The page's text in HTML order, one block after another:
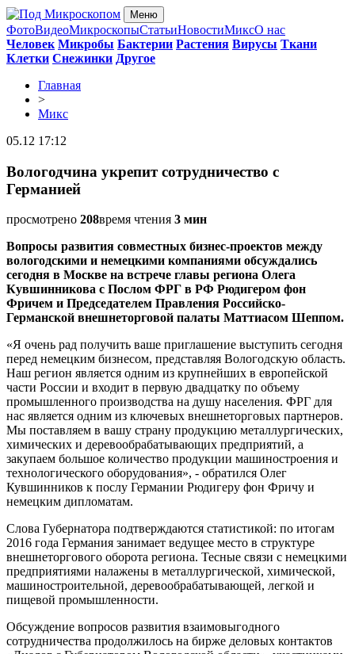
Меню
ФотоВидеоМикроскопыСтатьиНовостиМиксО нас
Человек Микробы Бактерии Растения Вирусы Ткани
Клетки Снежинки Другое
Главная
>
Микс
05.12 17:12
Вологодчина укрепит сотрудничество с
Германией
просмотрено 208время чтения 3 мин
Вопросы развития совместных бизнес-проектов между
вологодскими и немецкими компаниями обсуждались
сегодня в Москве на встрече главы региона Олега
Кувшинникова с Послом ФРГ в РФ Рюдигером фон
Фричем и Председателем Правления Российско-
Германской внешнеторговой палаты Маттиасом Шеппом.
«Я очень рад получить ваше приглашение выступить сегодня
перед немецким бизнесом, представляя Вологодскую область.
Наш регион является одним из крупнейших в европейской
части России и входит в первую двадцатку по объему
промышленного производства на душу населения. ФРГ для
нас является одним из ключевых внешнеторговых партнеров.
Мы поставляем в вашу страну продукцию металлургических,
химических и деревообрабатывающих предприятий, а
закупаем большое количество продукции машиностроения и
технологического оборудования», - обратился Олег
Кувшинников к послу Германии Рюдигеру фон Фричу и
немецким дипломатам.
Слова Губернатора подтверждаются статистикой: по итогам
2016 года Германия занимает ведущее место в структуре
внешнеторгового оборота региона. Тесные связи с немецкими
предприятиями налажены в металлургической, химической,
машиностроительной, деревообрабатывающей, легкой и
пищевой промышленности.
Обсуждение вопросов развития взаимовыгодного
сотрудничества продолжилось на бирже деловых контактов